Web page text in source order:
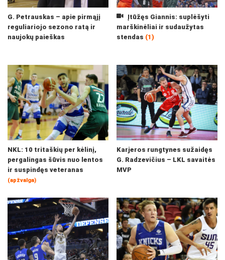
G. Petrauskas – apie pirmąjį
reguliariojo sezono ratą ir
naujokų paieškas
Įtūžęs Giannis: suplėšyti
marškinėliai ir sudaužytas
stendas (1)
NKL: 10 tritaškių per kėlinį,
pergalingas šūvis nuo lentos
ir suspindęs veteranas
(apžvalga)
Karjeros rungtynes sužaidęs
G. Radzevičius – LKL savaitės
MVP